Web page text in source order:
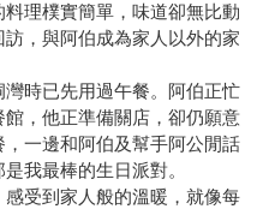
理樸實簡單，味道卻無比動
，與阿伯成為家人以外的家
時已先用過午餐。阿伯正忙
，他正準備關店，卻仍願意
一邊和阿伯及幫手阿公閒話
我最棒的生日派對。
受到家人般的溫暖，就像每